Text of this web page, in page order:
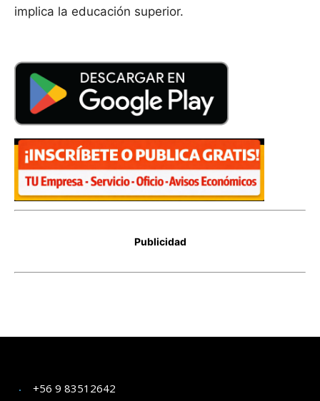
+56 9 83512642